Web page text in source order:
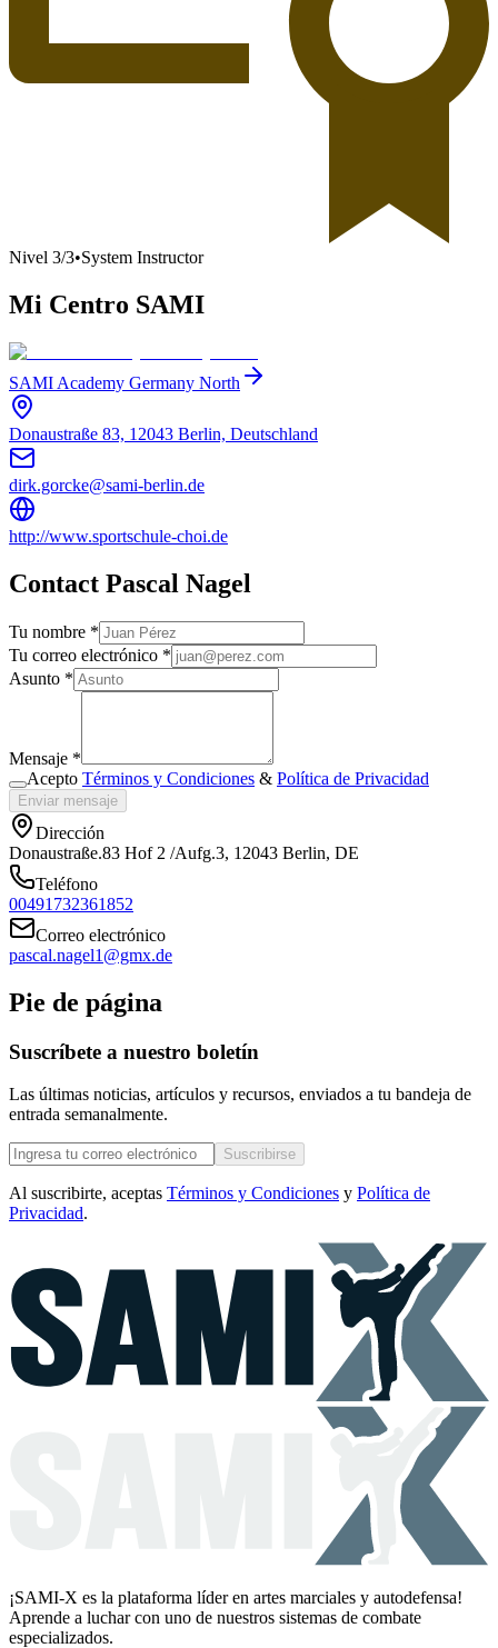
Nivel 3/3•System Instructor
Mi Centro SAMI
SAMI Academy Germany North
Donaustraße 83, 12043 Berlin, Deutschland
dirk.gorcke@sami-berlin.de
http://www.sportschule-choi.de
Contact Pascal Nagel
Tu nombre *
Tu correo electrónico *
Asunto *
Mensaje *
Acepto Términos y Condiciones & Política de Privacidad
Enviar mensaje
Dirección
Donaustraße.83 Hof 2 /Aufg.3, 12043 Berlin, DE
Teléfono
00491732361852
Correo electrónico
pascal.nagel1@gmx.de
Pie de página
Suscríbete a nuestro boletín
Las últimas noticias, artículos y recursos, enviados a tu bandeja de
entrada semanalmente.
Suscribirse
Al suscribirte, aceptas Términos y Condiciones y Política de
Privacidad.
¡SAMI-X es la plataforma líder en artes marciales y autodefensa!
Aprende a luchar con uno de nuestros sistemas de combate
especializados.